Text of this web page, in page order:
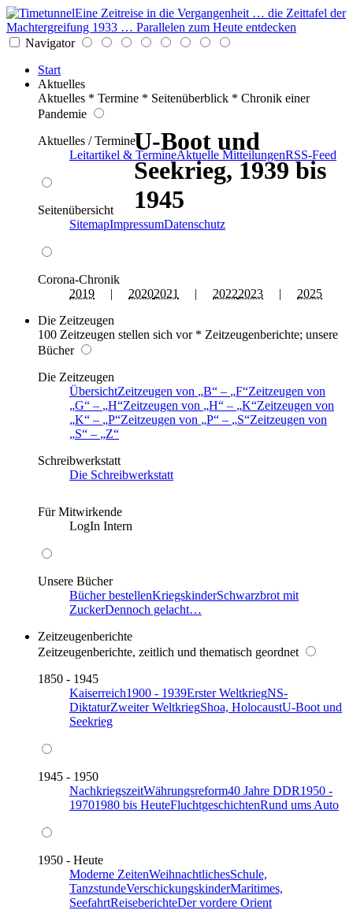
Eine Zeitreise in die Vergangenheit … die Zeittafel der
Machtergreifung 1933 … Parallelen zum Heute entdecken
Navigator
Start
Aktuelles
Aktuelles * Termine * Seitenüberblick * Chronik einer
Pandemie
Aktuelles / Termine
Leitartikel & TermineAktuelle MitteilungenRSS-Feed
Seitenübersicht
SitemapImpressumDatenschutz
Corona-Chronik
2019 | 20202021 | 20222023 | 2025
Die Zeitzeugen
100 Zeitzeugen stellen sich vor * Zeitzeugenberichte; unsere
Bücher
Die Zeitzeugen
ÜbersichtZeitzeugen von B – F Zeitzeugen von
G
– H Zeitzeugen von H – K Zeitzeugen von
K
– P Zeitzeugen von P – S Zeitzeugen von
S
–
Z
Schreibwerkstatt
Die Schreibwerkstatt
Für Mitwirkende
LogIn Intern
Unsere Bücher
Bücher bestellenKriegskinderSchwarzbrot mit
ZuckerDennoch gelacht…
Zeitzeugenberichte
Zeitzeugenberichte, zeitlich und thematisch geordnet
1850 - 1945
Kaiserreich1900 - 1939Erster WeltkriegNS-
DiktaturZweiter WeltkriegShoa, HolocaustU-Boot und
Seekrieg
1945 - 1950
NachkriegszeitWährungsreform40 Jahre DDR1950 -
19701980 bis HeuteFluchtgeschichtenRund ums Auto
1950 - Heute
Moderne ZeitenWeihnachtlichesSchule,
TanzstundeVerschickungskinderMaritimes,
SeefahrtReiseberichteDer vordere Orient
U-Boot und
Seekrieg, 1939 bis
1945